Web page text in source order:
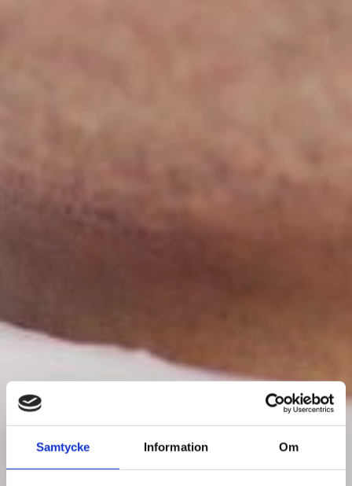
Samtycke Information Om